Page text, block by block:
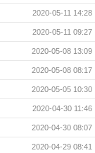
2020-05-11 14:28
2020-05-11 09:27
2020-05-08 13:09
2020-05-08 08:17
2020-05-05 10:30
2020-04-30 11:46
2020-04-30 08:07
2020-04-29 08:41